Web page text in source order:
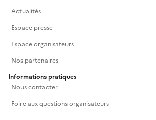
Actualités
Espace presse
Espace organisateurs
Nos partenaires
Informations pratiques
Nous contacter
Foire aux questions organisateurs